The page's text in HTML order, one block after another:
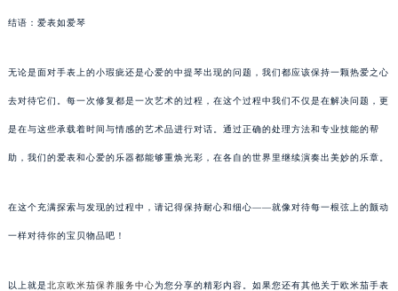
结语：爱表如爱琴
无论是面对手表上的小瑕疵还是心爱的中提琴出现的问题，我们都应该保持一颗热爱之心
去对待它们。每一次修复都是一次艺术的过程，在这个过程中我们不仅是在解决问题，更
是在与这些承载着时间与情感的艺术品进行对话。通过正确的处理方法和专业技能的帮
助，我们的爱表和心爱的乐器都能够重焕光彩，在各自的世界里继续演奏出美妙的乐章。
在这个充满探索与发现的过程中，请记得保持耐心和细心——就像对待每一根弦上的颤动
一样对待你的宝贝物品吧！
以上就是北京欧米茄保养服务中心为您分享的精彩内容。如果您还有其他关于欧米茄手表